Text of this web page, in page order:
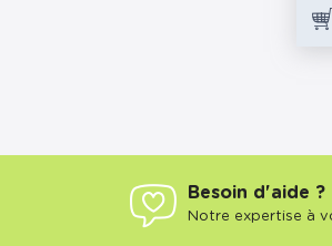
Besoin d'aide ?
Notre expertise à